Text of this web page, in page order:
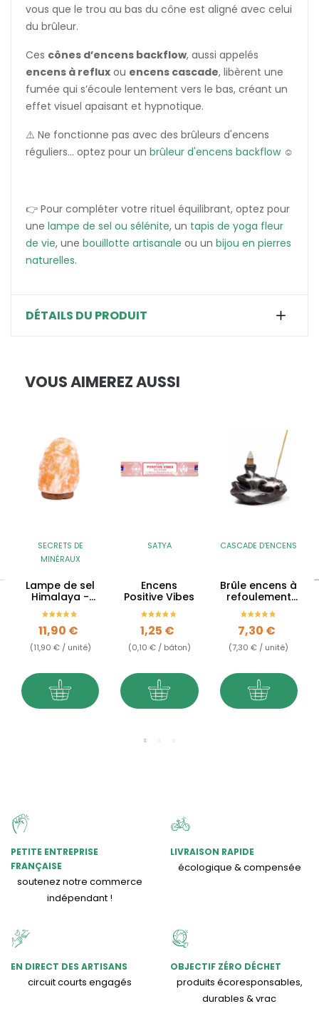
vous que le trou au bas du cône est aligné avec celui
du brûleur.
Ces cônes d’encens backflow, aussi appelés
encens à reflux ou encens cascade, libèrent une
fumée qui s’écoule lentement vers le bas, créant un
effet visuel apaisant et hypnotique.
⚠️ Ne fonctionne pas avec des brûleurs d'encens
réguliers... optez pour un brûleur d'encens backflow☺️
👉 Pour compléter votre rituel équilibrant, optez pour
une lampe de sel ou sélénite, un tapis de yoga fleur
de vie, une bouillotte artisanale ou un bijou en pierres
naturelles.
DÉTAILS DU PRODUIT
VOUS AIMEREZ AUSSI
SECRETS DE
MINÉRAUX
Lampe de sel
Himalaya -
1.5kg à 2kg
Prix
11,90 €
(11,90 € / unité)
SATYA
Encens
Positive Vibes
Prix
1,25 €
(0,10 € / bâton)
CASCADE D'ENCENS
Brûle encens à
refoulement
Lotus en
céramique -
Backflow
Prix
7,30 €
(7,30 € / unité)
PETITE ENTREPRISE
FRANÇAISE
soutenez notre commerce
indépendant !
LIVRAISON RAPIDE
écologique & compensée
EN DIRECT DES ARTISANS
circuit courts engagés
OBJECTIF ZÉRO DÉCHET
produits écoresponsables,
durables & vrac